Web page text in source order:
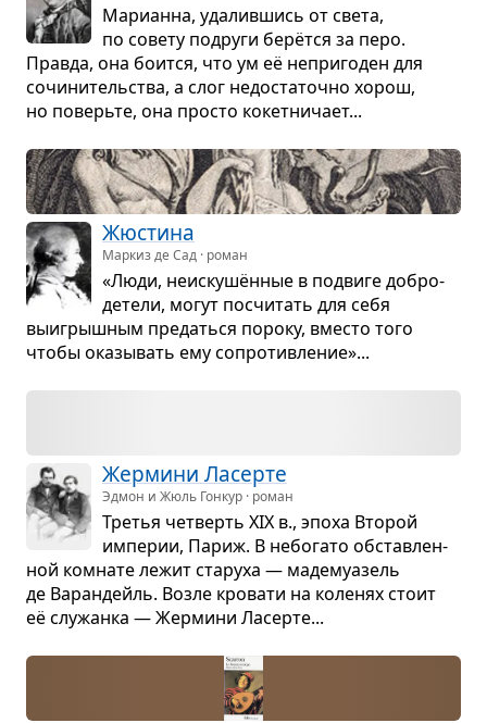
Мари­анна, уда­лив­шись от света,
по совету подруги берётся за перо.
Правда, она боится, что ум её непри­го­ден для
сочи­ни­тель­ства, а слог недо­ста­точно хорош,
но поверьте, она про­сто кокет­ни­чает...
Жюстина
Маркиз де Сад · роман
«Люди, неис­кушён­ные в подвиге добро­
де­тели, могут посчи­тать для себя
выигрыш­ным пре­даться пороку, вме­сто того
чтобы ока­зы­вать ему сопро­тив­ле­ние»...
Жер­мини Ласерте
Эдмон и Жюль Гонкур · роман
Тре­тья чет­верть XIX в., эпоха Вто­рой
импе­рии, Париж. В небо­гато обстав­лен­
ной ком­нате лежит ста­руха — маде­му­а­зель
де Варан­дейль. Возле кро­вати на коле­нях стоит
её слу­жанка — Жер­мини Ласерте...